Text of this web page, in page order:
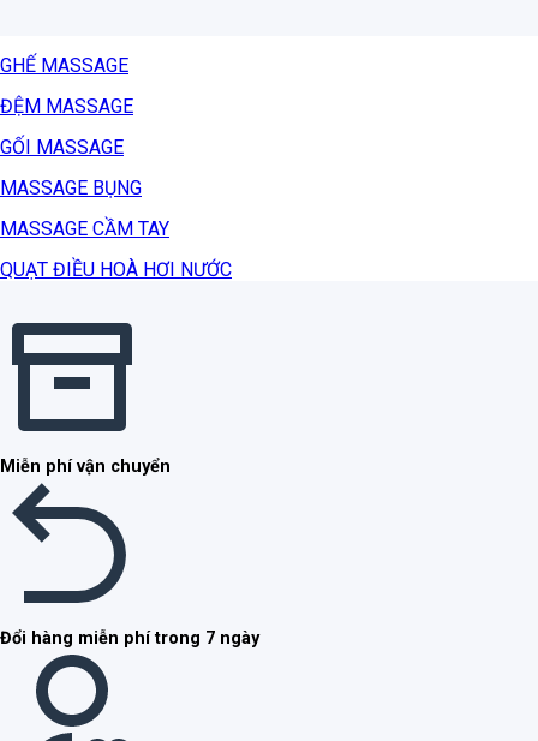
GHẾ MASSAGE
ĐỆM MASSAGE
GỐI MASSAGE
MASSAGE BỤNG
MASSAGE CẦM TAY
QUẠT ĐIỀU HOÀ HƠI NƯỚC
Miễn phí vận chuyển
Đổi hàng miễn phí trong 7 ngày